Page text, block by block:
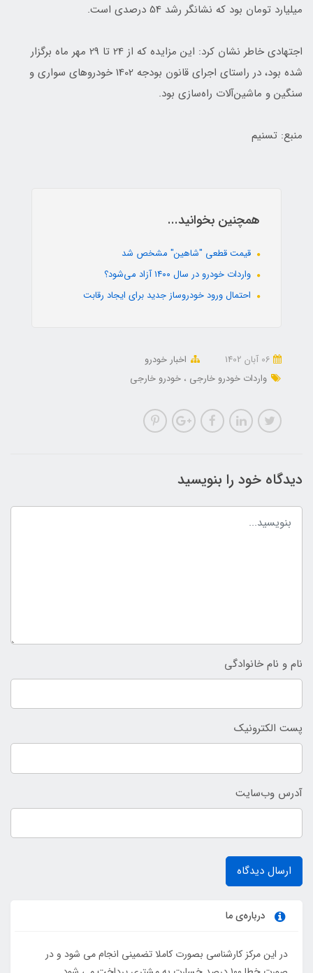
میلیارد تومان بود که نشانگر رشد 54 درصدی است.
اجتهادی خاطر نشان کرد: این مزایده که از 24 تا 29 مهر ماه برگزار
شده بود، در راستای اجرای قانون بودجه 1402 خودروهای سواری و
سنگین و ماشین‌آلات راه‌سازی بود.
منبع: تسنیم
همچنین بخوانید...
قیمت قطعی "شاهین" مشخص شد
واردات خودرو در سال ۱۴۰۰ آزاد می‌شود؟
احتمال ورود خودروساز جدید برای ایجاد رقابت
اخبار خودرو
واردات خودرو خارجی
خودرو خارجی
دیدگاه خود را بنویسید
نام و نام خانوادگی
پست الکترونیک
آدرس وب‌سایت
ارسال دیدگاه
درباره‌ی ما
در این مرکز کارشناسی بصورت کاملا تضمینی انجام می شود و در